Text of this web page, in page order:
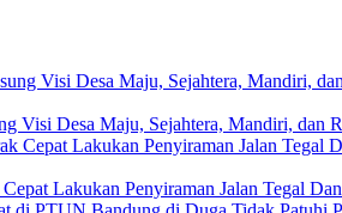
Visi Desa Maju, Sejahtera, Mandiri, dan
Lakukan Penyiraman Jalan Tegal